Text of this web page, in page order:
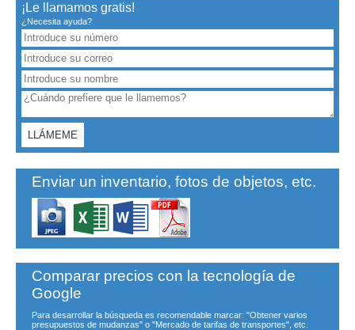
¡Le llamamos gratis!
¿Necesita ayuda?
Enviar un inventario, fotos de objetos, etc.
Comparar precios con la tecnología de
Google
Para desarrollar la búsqueda es recomendable marcar: "Obtener varios
presupuestos de mudanzas" o "Mercado de tarifas de transportes", etc.